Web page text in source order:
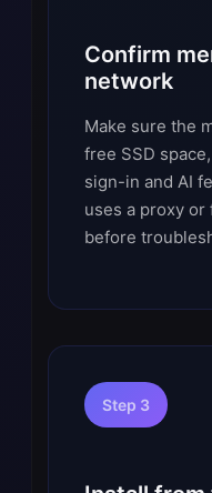
Confirm
network
Make sure the
free SSD
sign-in and AI
uses a proxy or
before
Step 3